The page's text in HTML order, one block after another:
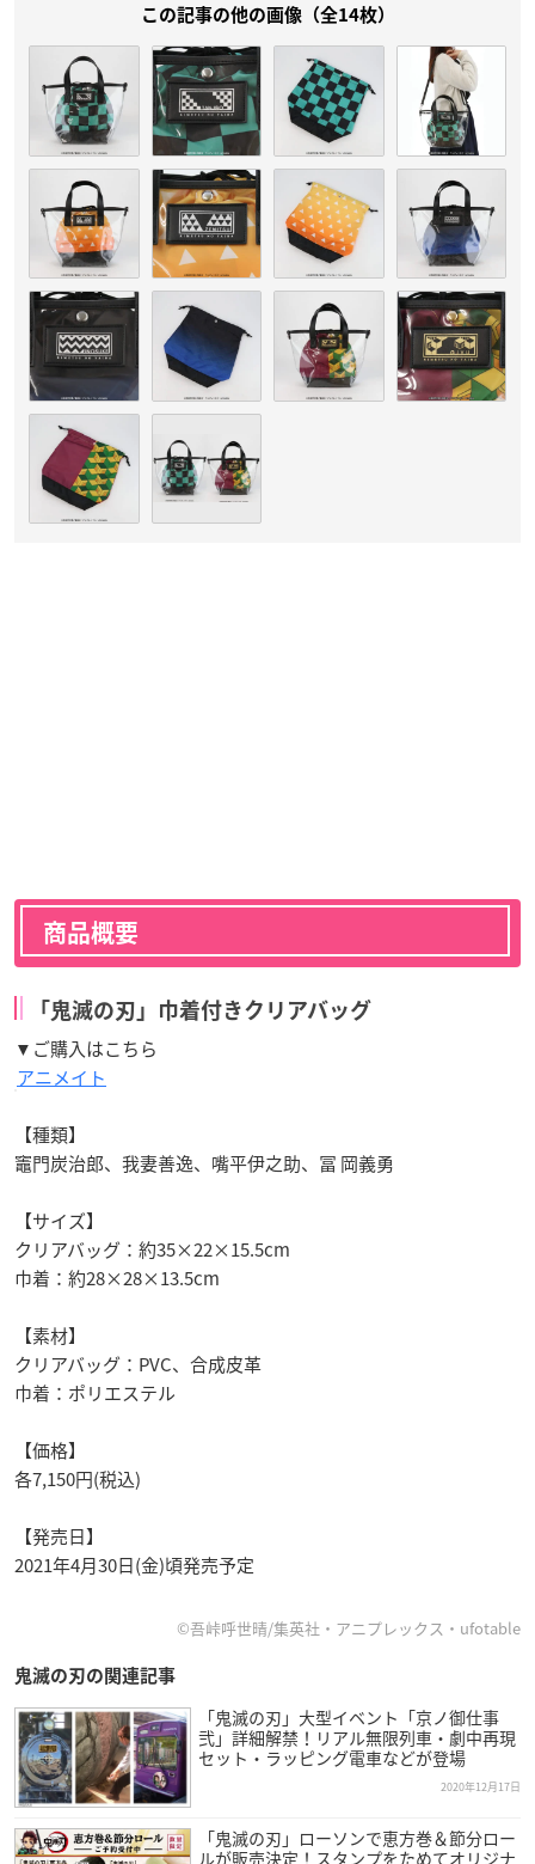
この記事の他の画像（全14枚）
商品概要
「鬼滅の刃」巾着付きクリアバッグ
▼ご購入はこちら
アニメイト
【種類】
竈門炭治郎、我妻善逸、嘴平伊之助、冨 岡義勇
【サイズ】
クリアバッグ：約35×22×15.5cm
巾着：約28×28×13.5cm
【素材】
クリアバッグ：PVC、合成皮革
巾着：ポリエステル
【価格】
各7,150円(税込)
【発売日】
2021年4月30日(金)頃発売予定
©吾峠呼世晴/集英社・アニプレックス・ufotable
鬼滅の刃の関連記事
「鬼滅の刃」大型イベント「京ノ御仕事
弐」詳細解禁！リアル無限列車・劇中再現
セット・ラッピング電車などが登場
2020年12月17日
「鬼滅の刃」ローソンで恵方巻＆節分ロー
ルが販売決定！スタンプをためてオリジナ